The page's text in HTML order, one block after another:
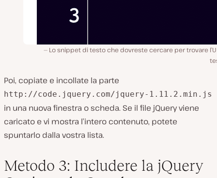
Lo snippet di testo che dovreste cercare per trovare
Poi, copiate e incollate la parte
http://code.jquery.com/jquery-1.11.2.min.js
in una nuova finestra o scheda. Se il file jQuery viene
caricato e vi mostra l’intero contenuto, potete
spuntarlo dalla vostra lista.
Metodo 3: Includere la jQuery